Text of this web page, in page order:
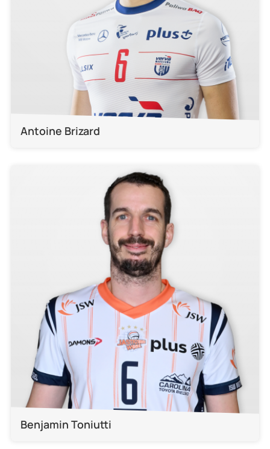
Antoine Brizard
Benjamin Toniutti